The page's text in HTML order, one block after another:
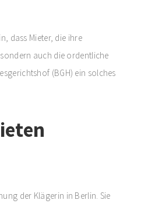
dass Mieter, die ihre
auch die ordentliche
(BGH) ein solches
der Klägerin in Berlin. Sie